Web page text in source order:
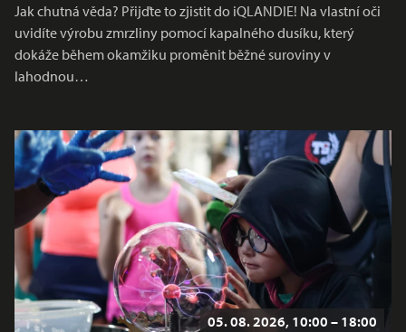
Jak chutná věda? Přijďte to zjistit do iQLANDIE! Na vlastní oči
uvidíte výrobu zmrzliny pomocí kapalného dusíku, který
dokáže během okamžiku proměnit běžné suroviny v
lahodnou…
05. 08. 2026, 10:00 – 18:00